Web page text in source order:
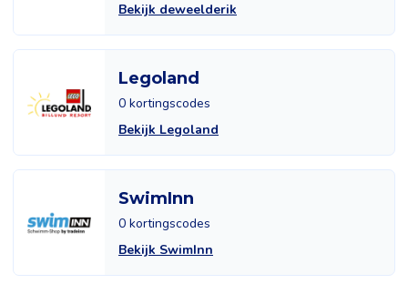
Bekijk deweelderik
Legoland
0 kortingscodes
Bekijk Legoland
SwimInn
0 kortingscodes
Bekijk SwimInn